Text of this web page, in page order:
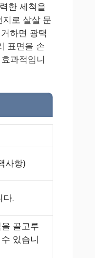
한 세척을
로 살살 문
하면 광택
표면을 손
과적입니
사항)
다.
골고루
있습니